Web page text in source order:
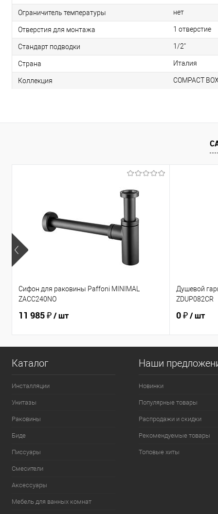
Ограничитель температуры нет
Отверстия для монтажа 1 отверстие
Стандарт подводки 1/2"
Страна Италия
Коллекция COMPACT
Сифон для раковины Paffoni MINIMAL
ZACC240NO
11 985 ₽/ шт
Душевой
ZDUP082CR
0 ₽/ шт
Каталог
Инсталляции
Унитазы
Раковины
Биде
Писсуары
Смесители
Аксессуары
Мебель для ванных комнат
Наши
Новинки
Популярные товары
Распродажи и скидки
Рекомендуемые товары
Топовые хиты